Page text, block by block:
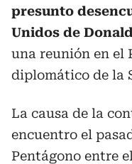
presunto
Unidos de
una reunión en el
diplomático de la
La causa de la
encuentro el
Pentágono entre